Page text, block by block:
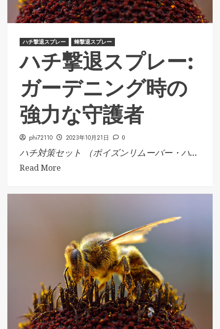
ハチ撃退スプレー 蜂撃退スプレー
ハチ撃退スプレー:
ガーデニング時の
強力な守護者
phi72110 2023年10月21日 0
ハチ対策セット （ポイズンリムーバー・ハ...
Read More